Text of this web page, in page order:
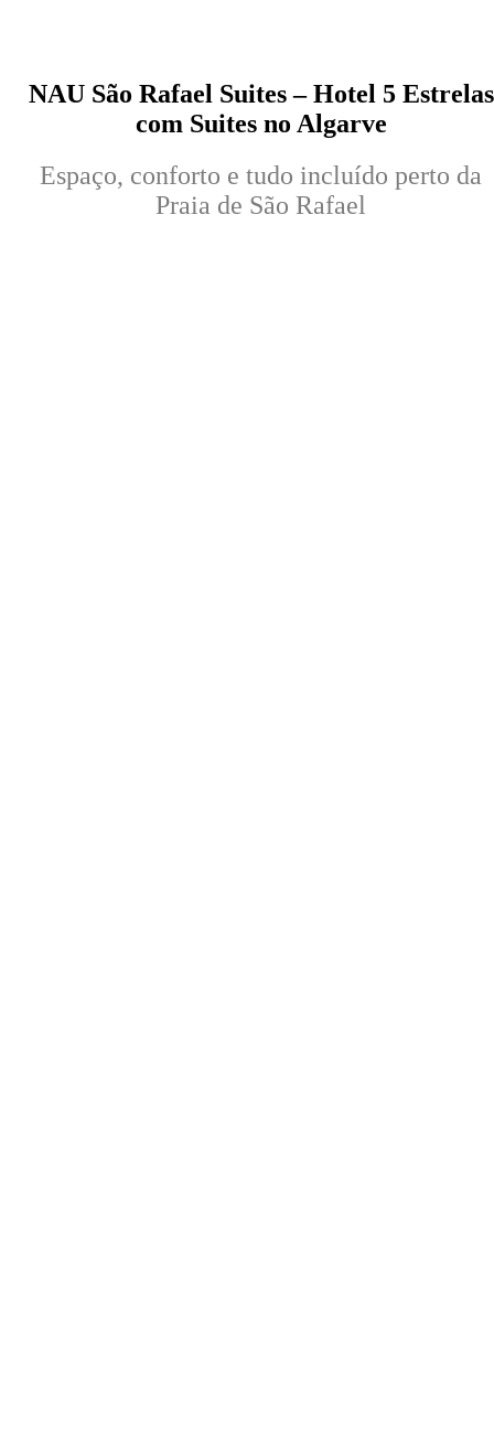
NAU São Rafael Suites – Hotel 5 Estrelas
com Suites no Algarve
Espaço, conforto e tudo incluído perto da
Praia de São Rafael